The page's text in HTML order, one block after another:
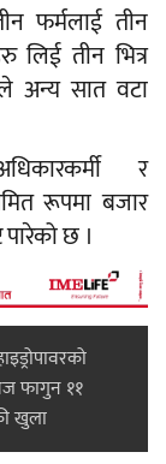
फर्मलाई तीन
लिई तीन भित्र
अन्य सात वटा
र
रूपमा बजार
छ ।
फागुन ११
खुला